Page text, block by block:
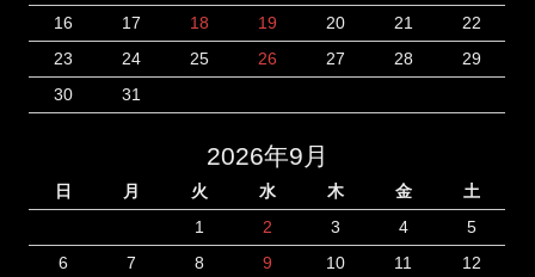
16
17 18 19 20 21
22
23
24 25 26 27 28
29
30
31
2026年9月
日 月 火 水 木 金
土
1
2 3 4
5
6
7 8 9 10 11
12